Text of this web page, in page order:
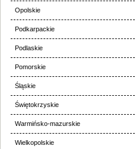
Opolskie
Podkarpackie
Podlaskie
Pomorskie
Śląskie
Świętokrzyskie
Warmińsko-mazurskie
Wielkopolskie